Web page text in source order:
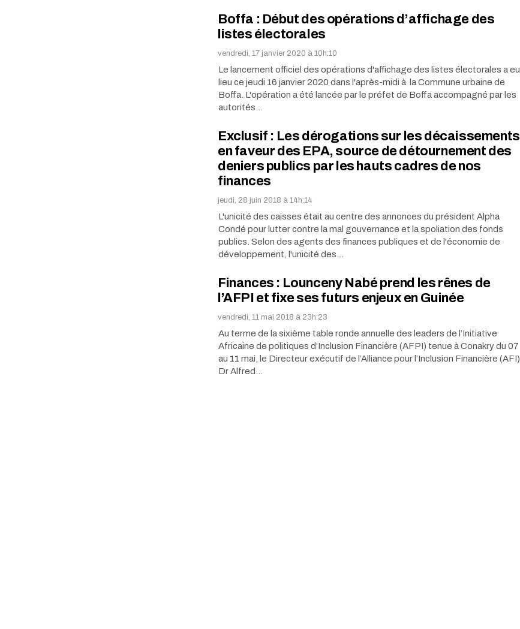
Boffa : Début des opérations d’affichage des
listes électorales
vendredi, 17 janvier 2020 à 10h:10
Le lancement officiel des opérations d'affichage des listes électorales a eu
lieu ce jeudi 16 janvier 2020 dans l'après-midi à la Commune urbaine de
Boffa. L'opération a été lancée par le préfet de Boffa accompagné par les
autorités…
Exclusif : Les dérogations sur les décaissements
en faveur des EPA, source de détournement des
deniers publics par les hauts cadres de nos
finances
jeudi, 28 juin 2018 à 14h:14
L'unicité des caisses était au centre des annonces du président Alpha
Condé pour lutter contre la mal gouvernance et la spoliation des fonds
publics. Selon des agents des finances publiques et de l'économie de
développement, l'unicité des…
Finances : Lounceny Nabé prend les rênes de
l’AFPI et fixe ses futurs enjeux en Guinée
vendredi, 11 mai 2018 à 23h:23
Au terme de la sixième table ronde annuelle des leaders de l’Initiative
Africaine de politiques d’Inclusion Financière (AFPI) tenue à Conakry du 07
au 11 mai, le Directeur exécutif de l’Alliance pour l’Inclusion Financière (AFI)
Dr Alfred…